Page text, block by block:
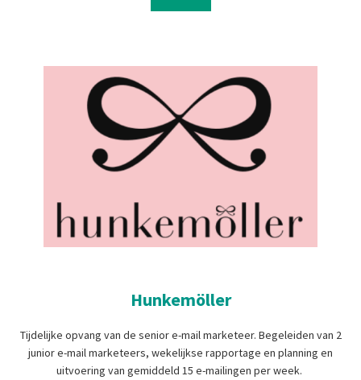
Hunkemöller
Tijdelijke opvang van de senior e-mail marketeer. Begeleiden van 2
junior e-mail marketeers, wekelijkse rapportage en planning en
uitvoering van gemiddeld 15 e-mailingen per week.